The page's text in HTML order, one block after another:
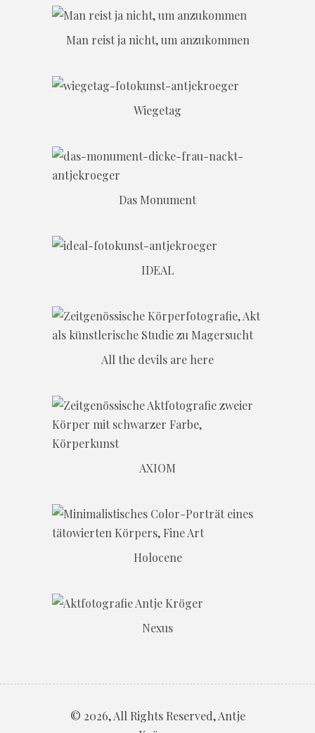
Man reist ja nicht, um anzukommen
Wiegetag
Das Monument
IDEAL
All the devils are here
AXIOM
Holocene
Nexus
© 2026, All Rights Reserved, Antje